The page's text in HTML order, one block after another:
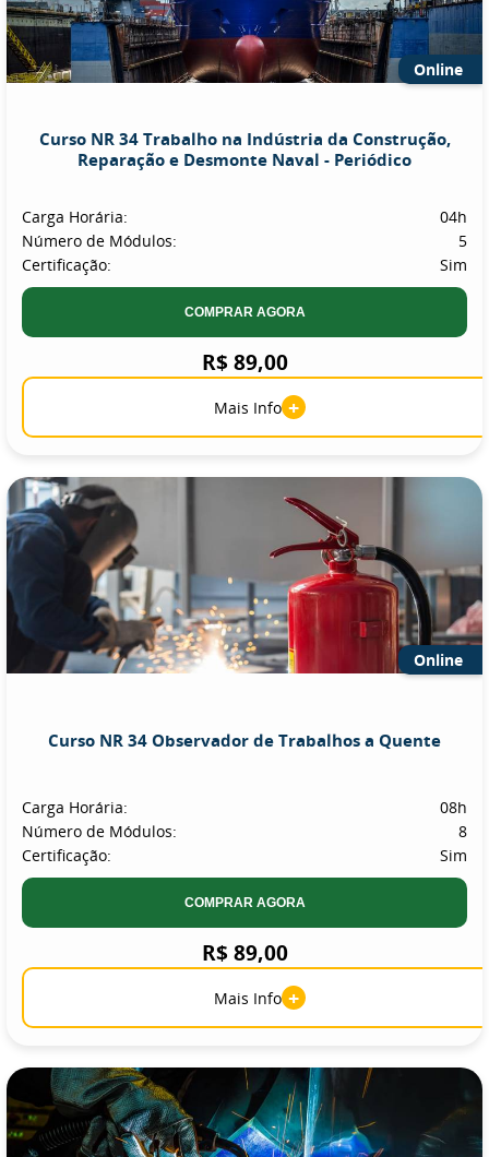
Online
Curso NR 34 Trabalho na Indústria da Construção,
Reparação e Desmonte Naval - Periódico
Carga Horária:
04h
Número de Módulos:
5
Certificação:
Sim
COMPRAR AGORA
R$ 89,00
Mais Info +
Online
Curso NR 34 Observador de Trabalhos a Quente
Carga Horária:
08h
Número de Módulos:
8
Certificação:
Sim
COMPRAR AGORA
R$ 89,00
Mais Info +